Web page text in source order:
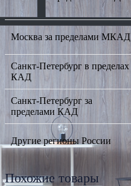
Москва за пределами МКАД
Санкт-Петербург в пределах
КАД
Санкт-Петербург за
пределами КАД
Другие регионы России
Похожие товары